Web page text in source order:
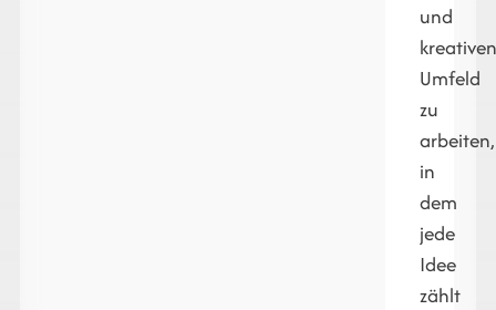
und
Umfeld
zu
arbeiten,
in
dem
jede
Idee
zählt